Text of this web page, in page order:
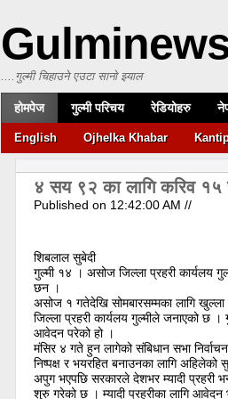
....गुल्मी चिहाउने एउटा सानो झ्याल
होमपेज गुल्मी परिचय रेडियोहरु
English Ojhelka Khabar
४ सय ९२ का लागि करिव
Published on 12:42:00 AM //
शिबलाल सुबेदी
गुल्मी १४ । असोज जिल्ला प्रहरी कार्यलय
छन ।
असोज १ गतेदेखि सोमबारसम्मका लागि
जिल्ला प्रहरी कार्यलय गुल्मीले जनाएको छ
आवेदन परेको हो ।
मंसिर ४ गते हुन लागेको संबिधान सभा
निष्पक्ष र भयरहित बनाउनका लागि अहिलेको
अपुग भएपछि सरकारले देशभर म्यादी प्रहरी
शुरु गरेको छ । म्यादी प्रहरीका लागि आवेदन